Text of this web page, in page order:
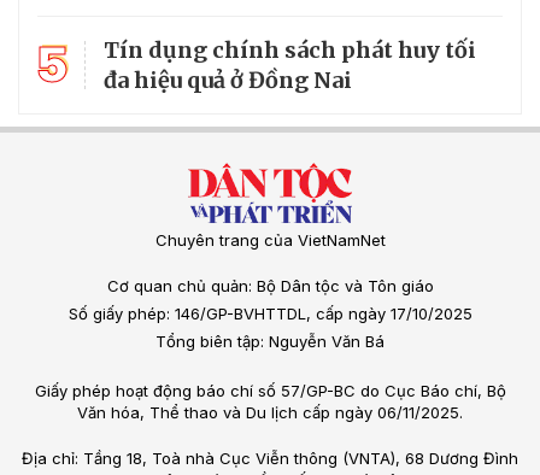
5
Tín dụng chính sách phát huy tối
đa hiệu quả ở Đồng Nai
Chuyên trang của VietNamNet
Cơ quan chủ quản: Bộ Dân tộc và Tôn giáo
Số giấy phép: 146/GP-BVHTTDL, cấp ngày 17/10/2025
Tổng biên tập: Nguyễn Văn Bá
Giấy phép hoạt động báo chí số 57/GP-BC do Cục Báo chí, Bộ
Văn hóa, Thể thao và Du lịch cấp ngày 06/11/2025.
Địa chỉ: Tầng 18, Toà nhà Cục Viễn thông (VNTA), 68 Dương Đình